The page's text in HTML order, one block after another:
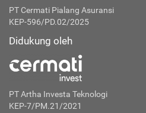
PT Cermati Pialang Asuransi
KEP-596/PD.02/2025
Didukung oleh
PT Artha Investa Teknologi
KEP-7/PM.21/2021